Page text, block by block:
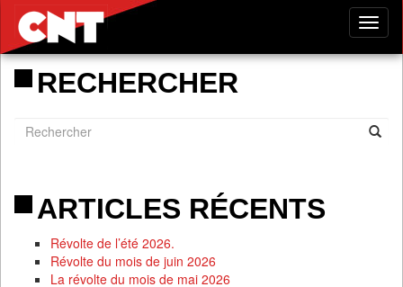
RECHERCHER
ARTICLES RÉCENTS
Révolte de l’été 2026.
Révolte du mois de juin 2026
La révolte du mois de mai 2026